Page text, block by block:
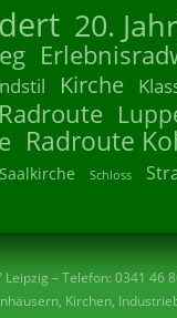
20.
Kirche
Radroute
Saalkirche Schloss
– Telefon: 0341 46
Kirchen,